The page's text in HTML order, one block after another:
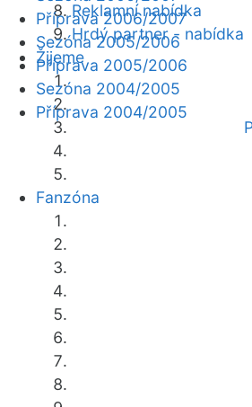
Reklamní nabídka
Hrdý partner - nabídka
Žijeme
Fanzóna
Příprava 2006/2007
Sezóna 2005/2006
Příprava 2005/2006
Sezóna 2004/2005
Příprava 2004/2005